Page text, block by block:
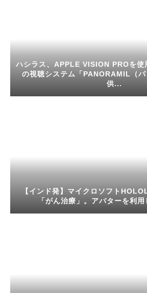
ハシラス、APPLE VISION PROを使
の視聴システム「PANORAMIL（
供...
【インド発】マイクロソフト
「がん治療」。アバターを利